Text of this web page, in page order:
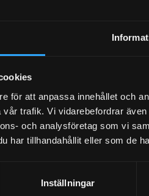
för att anpassa innehållet och
trafik. Vi vidarebefordrar
och analysföretag som vi
har tillhandahållit eller som de
Inställningar